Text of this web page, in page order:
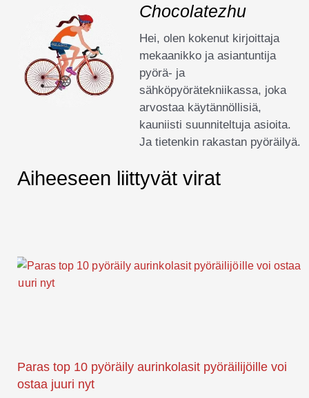
Chocolatezhu
Hei, olen kokenut kirjoittaja
mekaanikko ja asiantuntija
pyörä- ja
sähköpyörätekniikassa, joka
arvostaa käytännöllisiä,
kauniisti suunniteltuja asioita.
Ja tietenkin rakastan pyöräilyä.
Aiheeseen liittyvät virat
Paras top 10 pyöräily aurinkolasit pyöräilijöille voi
ostaa juuri nyt